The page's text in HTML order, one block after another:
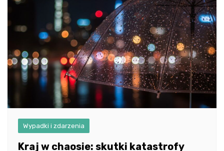
Wypadki i zdarzenia
Kraj w chaosie: skutki katastrofy